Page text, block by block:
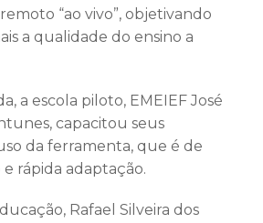
“ao vivo”, objetivando
a qualidade do ensino a
a escola piloto, EMEIEF José
capacitou seus
da ferramenta, que é de
rápida adaptação.
Rafael Silveira dos